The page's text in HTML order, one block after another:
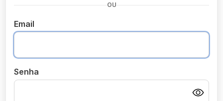
OU
Email
Senha